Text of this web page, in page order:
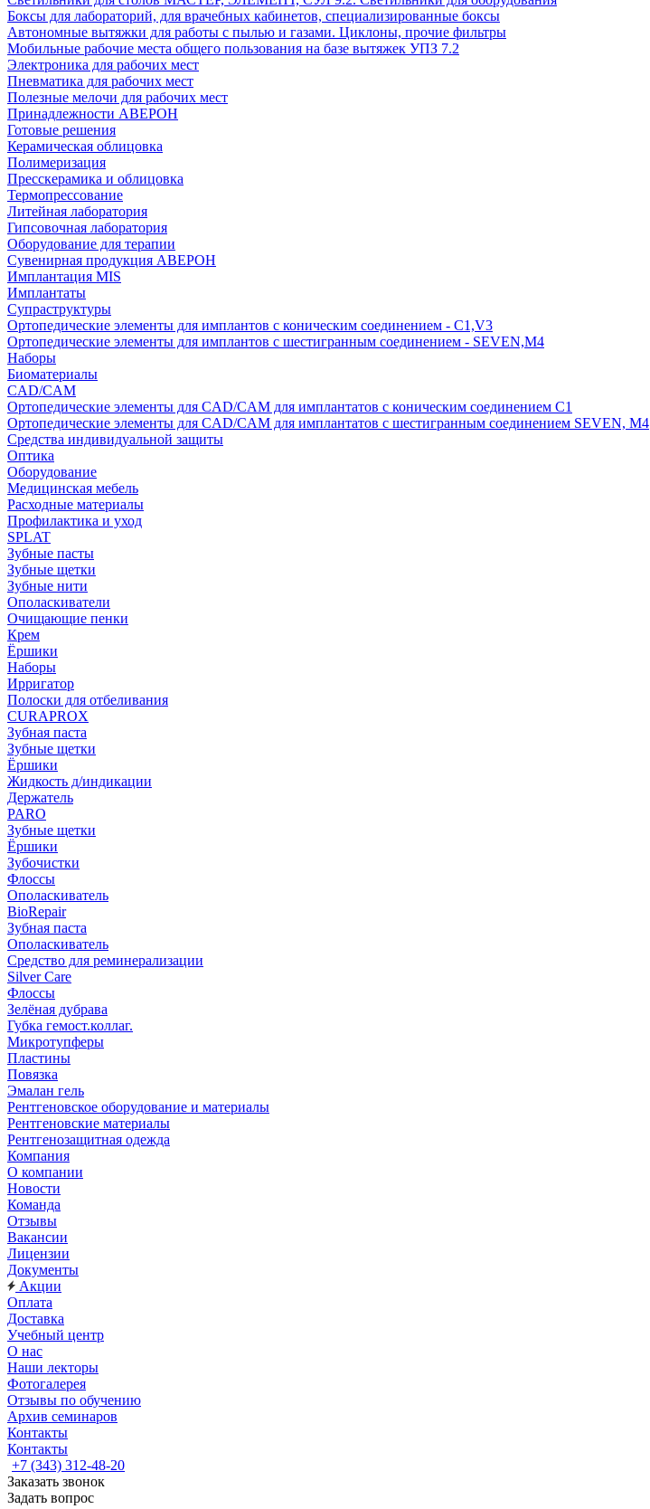
Боксы для лабораторий, для врачебных кабинетов, специализированные боксы
Автономные вытяжки для работы с пылью и газами. Циклоны, прочие фильтры
Мобильные рабочие места общего пользования на базе вытяжек УПЗ 7.2
Электроника для рабочих мест
Пневматика для рабочих мест
Полезные мелочи для рабочих мест
Принадлежности АВЕРОН
Готовые решения
Керамическая облицовка
Полимеризация
Пресскерамика и облицовка
Термопрессование
Литейная лаборатория
Гипсовочная лаборатория
Оборудование для терапии
Сувенирная продукция АВЕРОН
Имплантация MIS
Имплантаты
Супраструктуры
Ортопедические элементы для имплантов с коническим соединением - C1,V3
Ортопедические элементы для имплантов с шестигранным соединением - SEVEN,M4
Наборы
Биоматериалы
CAD/CAM
Ортопедические элементы для CAD/CAM для имплантатов с коническим соединением С1
Ортопедические элементы для CAD/CAM для имплантатов с шестигранным соединением SEVEN, М4
Средства индивидуальной защиты
Оптика
Оборудование
Медицинская мебель
Расходные материалы
Профилактика и уход
SPLAT
Зубные пасты
Зубные щетки
Зубные нити
Ополаскиватели
Очищающие пенки
Крем
Ёршики
Наборы
Ирригатор
Полоски для отбеливания
CURAPROX
Зубная паста
Зубные щетки
Ёршики
Жидкость д/индикации
Держатель
PARO
Зубные щетки
Ёршики
Зубочистки
Флоссы
Ополаскиватель
BioRepair
Зубная паста
Ополаскиватель
Средство для реминерализации
Silver Care
Флоссы
Зелёная дубрава
Губка гемост.коллаг.
Микротупферы
Пластины
Повязка
Эмалан гель
Рентгеновское оборудование и материалы
Рентгеновские материалы
Рентгенозащитная одежда
Компания
О компании
Новости
Команда
Отзывы
Вакансии
Лицензии
Документы
Акции
Оплата
Доставка
Учебный центр
О нас
Наши лекторы
Фотогалерея
Отзывы по обучению
Архив семинаров
Контакты
Контакты
+7 (343) 312-48-20
Заказать звонок
Задать вопрос